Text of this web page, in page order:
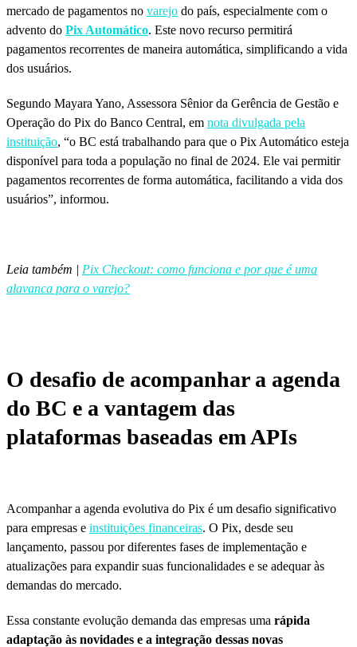
mercado de pagamentos no varejo do país, especialmente com o
advento do Pix Automático. Este novo recurso permitirá
pagamentos recorrentes de maneira automática, simplificando a vida
dos usuários.
Segundo Mayara Yano, Assessora Sênior da Gerência de Gestão e
Operação do Pix do Banco Central, em nota divulgada pela
instituição, “o BC está trabalhando para que o Pix Automático esteja
disponível para toda a população no final de 2024. Ele vai permitir
pagamentos recorrentes de forma automática, facilitando a vida dos
usuários”, informou.
Leia também | Pix Checkout: como funciona e por que é uma
alavanca para o varejo?
O desafio de acompanhar a agenda
do BC e a vantagem das
plataformas baseadas em APIs
Acompanhar a agenda evolutiva do Pix é um desafio significativo
para empresas e instituições financeiras. O Pix, desde seu
lançamento, passou por diferentes fases de implementação e
atualizações para expandir suas funcionalidades e se adequar às
demandas do mercado.
Essa constante evolução demanda das empresas uma rápida
adaptação às novidades e a integração dessas novas